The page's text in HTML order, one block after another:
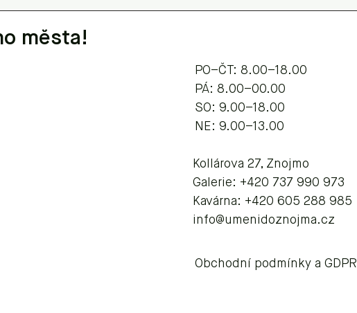
města!
PO–ČT: 8.00–18.00
​​​PÁ: 8.00–00.00
SO: 9.00–18.00
NE: 9.00–13.00
Kollárova 27, Znojmo
Galerie: +420 737 990 973
Kavárna: +420 605 288 985
info@umenidoznojma.cz
Obchodní podmínky a GDPR